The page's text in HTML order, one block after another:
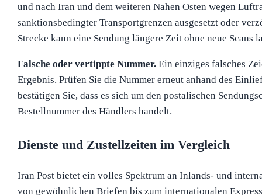
und nach Iran und dem weiteren Nahen Osten wegen
sanktionsbedingter Transportgrenzen ausgesetzt oder
Strecke kann eine Sendung längere Zeit ohne neue Scans
Falsche oder vertippte Nummer.Ein einziges falsches
Ergebnis. Prüfen Sie die Nummer erneut anhand des
bestätigen Sie, dass es sich um den postalischen
Bestellnummer des Händlers handelt.
Dienste und Zustellzeiten im Vergleich
Iran Post bietet ein volles Spektrum an Inlands- und
von gewöhnlichen Briefen bis zum internationalen